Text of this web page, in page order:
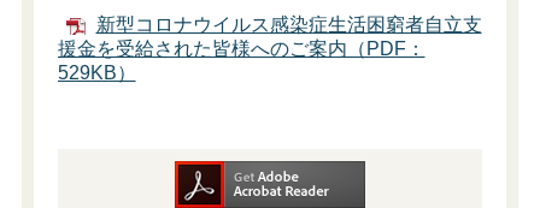
新型コロナウイルス感染症生活困窮者自立支
援金を受給された皆様へのご案内（PDF：
529KB）